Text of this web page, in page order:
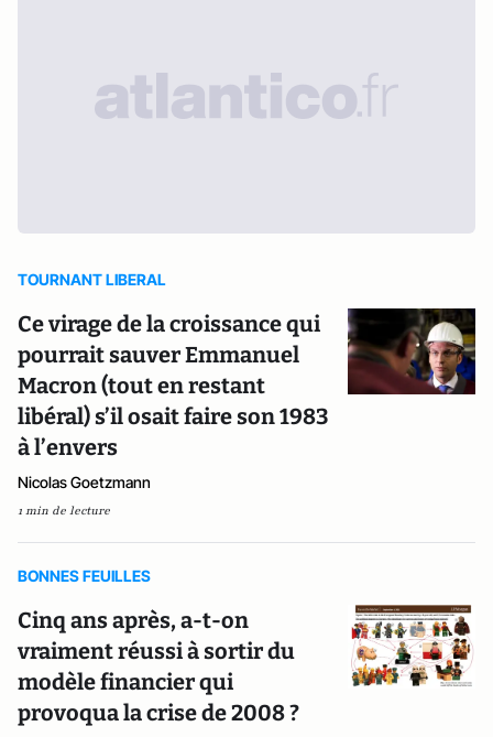
TOURNANT LIBERAL
Ce virage de la croissance qui
pourrait sauver Emmanuel
Macron (tout en restant
libéral) s’il osait faire son 1983
à l’envers
Nicolas Goetzmann
1 min de lecture
BONNES FEUILLES
Cinq ans après, a-t-on
vraiment réussi à sortir du
modèle financier qui
provoqua la crise de 2008 ?